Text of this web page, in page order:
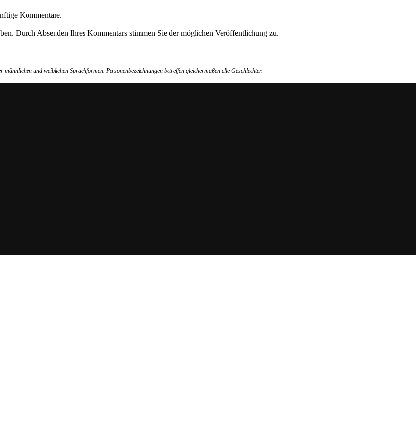
Kommentare.
Durch Absenden Ihres Kommentars stimmen Sie der möglichen Veröffentlichung zu.
und weiblichen Sprachformen. Personenbezeichnungen betreffen gleichermaßen alle Geschlechter.